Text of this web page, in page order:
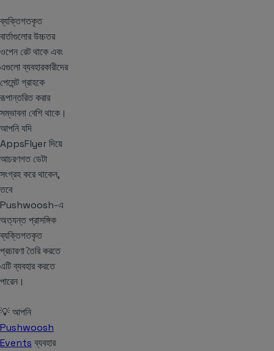
ব্যক্তিগতকৃত
বার্তাগুলোর উচ্চতর
ওপেন রেট থাকে এবং
এগুলো ব্যবহারকারীদের
পেমেন্ট গ্রাহকে
রূপান্তরিত করার
সম্ভাবনা বেশি থাকে।
আপনি যদি
AppsFlyer দিয়ে
আচরণগত ডেটা
সংগ্রহ করে থাকেন,
তবে
Pushwoosh-এ
অত্যন্ত প্রাসঙ্গিক
ব্যক্তিগতকৃত
প্রচারণা তৈরি করতে
এটি ব্যবহার করতে
পারেন।
💡 আপনি
Pushwoosh
Eventsব্যবহার